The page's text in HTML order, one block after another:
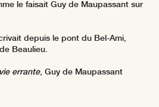
le faisait Guy de Maupassant sur
depuis le pont du Bel-Ami,
Beaulieu.
errante, Guy de Maupassant